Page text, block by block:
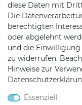
diese Daten mit
Die
berechtigten
oder abgelehnt
und die
zu widerrufen.
Hinweise zur
Essenziell